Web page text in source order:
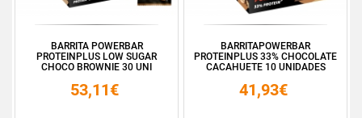
BARRITA POWERBAR
PROTEINPLUS LOW SUGAR
CHOCO BROWNIE 30 UNI
53,11€
BARRITAPOWERBAR
PROTEINPLUS 33% CHOCOLATE
CACAHUETE 10 UNIDADES
41,93€